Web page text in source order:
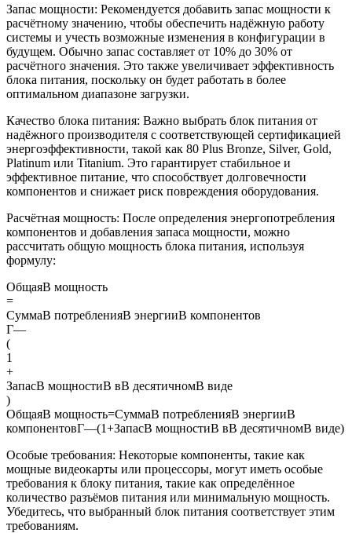
Запас мощности: Рекомендуется добавить запас мощности к
расчётному значению, чтобы обеспечить надёжную работу
системы и учесть возможные изменения в конфигурации в
будущем. Обычно запас составляет от 10% до 30% от
расчётного значения. Это также увеличивает эффективность
блока питания, поскольку он будет работать в более
оптимальном диапазоне загрузки.
Качество блока питания: Важно выбрать блок питания от
надёжного производителя с соответствующей сертификацией
энергоэффективности, такой как 80 Plus Bronze, Silver, Gold,
Platinum или Titanium. Это гарантирует стабильное и
эффективное питание, что способствует долговечности
компонентов и снижает риск повреждения оборудования.
Расчётная мощность: После определения энергопотребления
компонентов и добавления запаса мощности, можно
рассчитать общую мощность блока питания, используя
формулу:
ОбщаяВ мощность
=
СуммаВ потребленияВ энергииВ компонентов
Г—
(
1
+
ЗапасВ мощностиВ вВ десятичномВ виде
)
ОбщаяВ мощность=СуммаВ потребленияВ энергииВ
компонентовГ—(1+ЗапасВ мощностиВ вВ десятичномВ виде)
Особые требования: Некоторые компоненты, такие как
мощные видеокарты или процессоры, могут иметь особые
требования к блоку питания, такие как определённое
количество разъёмов питания или минимальную мощность.
Убедитесь, что выбранный блок питания соответствует этим
требованиям.